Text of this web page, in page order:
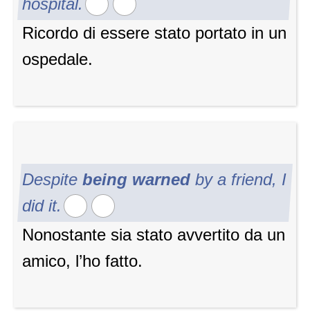
Ricordo di essere stato portato in un
ospedale.
Despite being warned by a friend, I
did it.
Nonostante sia stato avvertito da un
amico, l’ho fatto.